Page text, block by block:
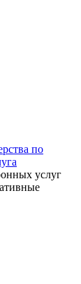
по
услуг